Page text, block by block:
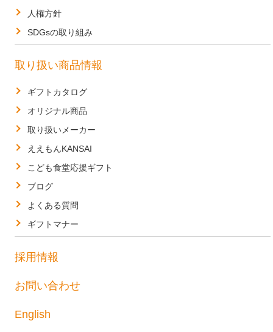
人権方針
SDGsの取り組み
取り扱い商品情報
ギフトカタログ
オリジナル商品
取り扱いメーカー
ええもんKANSAI
こども食堂応援ギフト
ブログ
よくある質問
ギフトマナー
採用情報
お問い合わせ
English